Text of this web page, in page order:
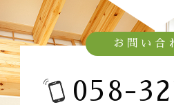
お問い合
058-